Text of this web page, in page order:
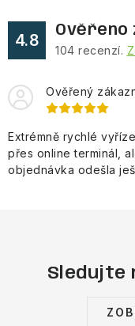
BLOG Doprava a
Obchodní podmínky
4.8
Ověřeno
104 recenzí.
Ověřený
Extrémně rychlé
přes online terminál,
objednávka odešla
Sledujte